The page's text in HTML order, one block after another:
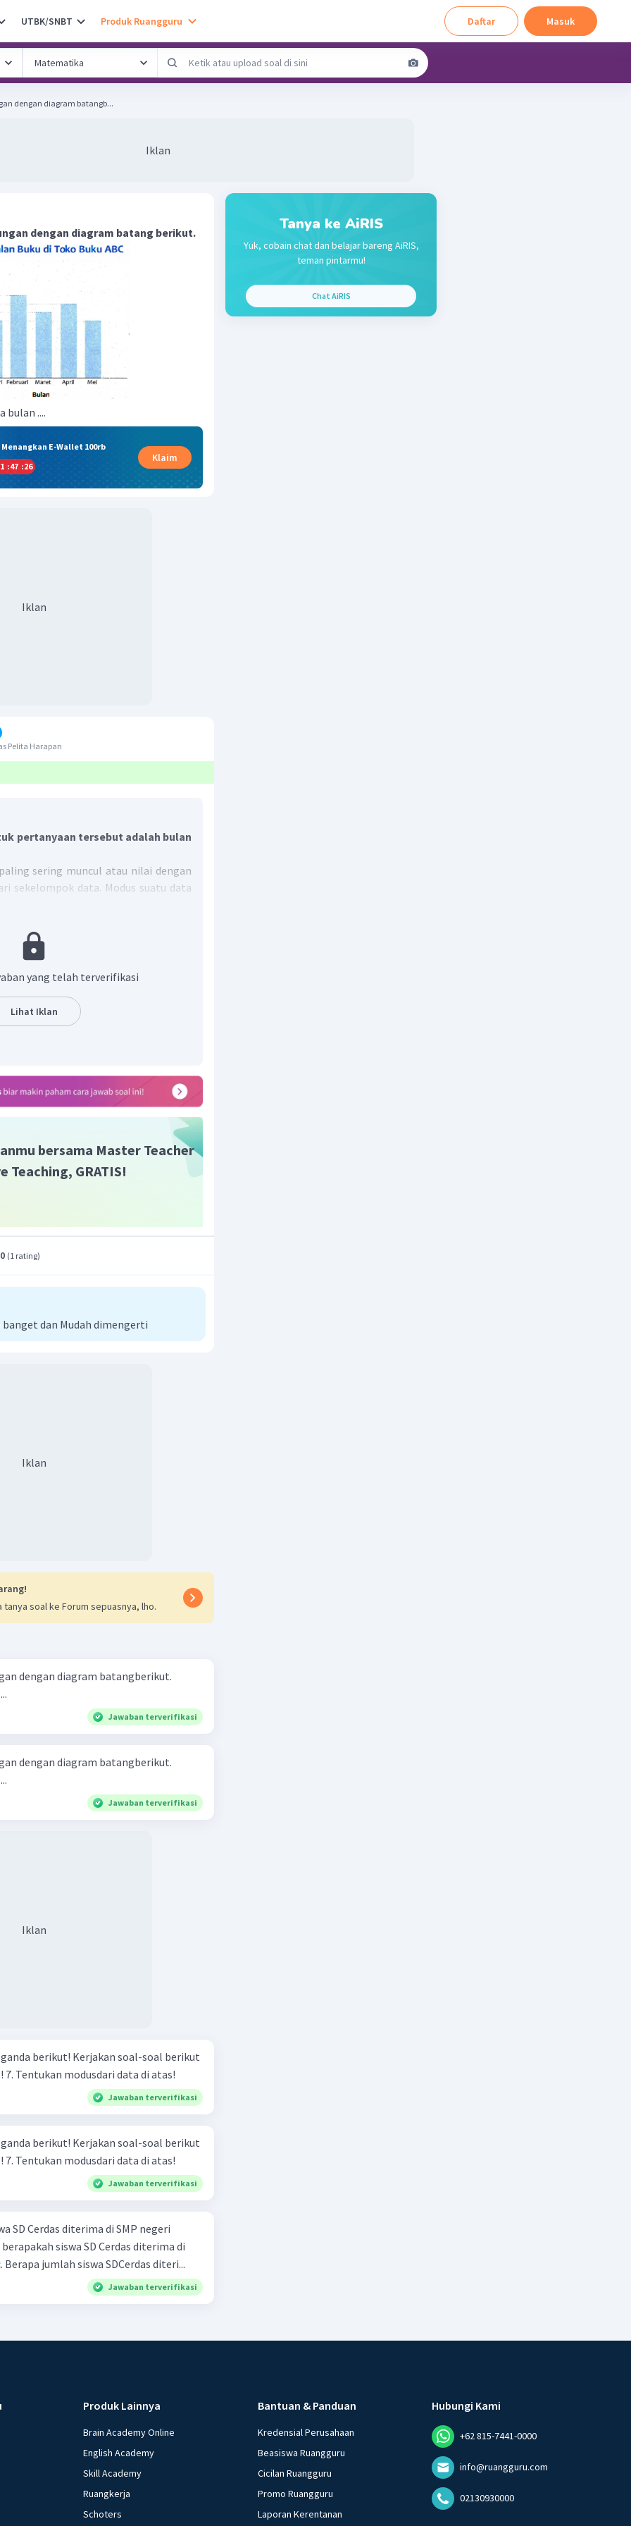
UTBK/SNBT Produk Ruangguru Daftar Masuk
dengan diagram batangb...
Iklan
dengan diagram batang berikut.
bulan ....
E-Wallet 100rb
:47 :26
Klaim
Iklan
Pelita Harapan
pertanyaan tersebut adalah bulan
sering muncul atau nilai dengan
sekelompok data. Modus suatu data
yaitu 4.000 eksemplar. Jadi, modus
bulan Februari.
terlihat pada bulan Februari.
yang telah terverifikasi
Lihat Iklan
bersama Master Teacher
Teaching, GRATIS!
(1 rating)
dan Mudah dimengerti
Iklan
tanya soal ke Forum sepuasnya, lho.
dengan diagram batangberikut.
Jawaban terverifikasi
dengan diagram batangberikut.
Jawaban terverifikasi
Iklan
soal-soal berikut
berdasarkan diagram di atas! 7. Tentukan modusdari data di atas!
Jawaban terverifikasi
soal-soal berikut
berdasarkan diagram di atas! 7. Tentukan modusdari data di atas!
Jawaban terverifikasi
SD Cerdas diterima di SMP negeri
negeri paling banyak? c. Berapa jumlah siswa SDCerdas diteri...
Jawaban terverifikasi
Tanya ke AiRIS
Yuk, cobain chat dan belajar bareng AiRIS,
teman pintarmu!
Chat AiRIS
Produk Lainnya
Brain Academy Online
English Academy
Skill Academy
Ruangkerja
Schoters
Bantuan & Panduan
Kredensial Perusahaan
Beasiswa Ruangguru
Cicilan Ruangguru
Promo Ruangguru
Laporan Kerentanan
Hubungi Kami
+62 815-7441-0000
info@ruangguru.com
02130930000